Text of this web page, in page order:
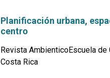
Planificación urbana,
centro
Revista AmbienticoEscuela
Costa Rica